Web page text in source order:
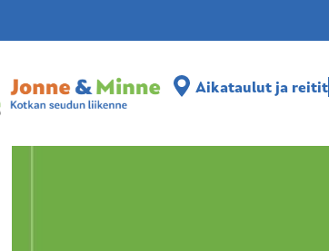
Aikataulut ja reitit